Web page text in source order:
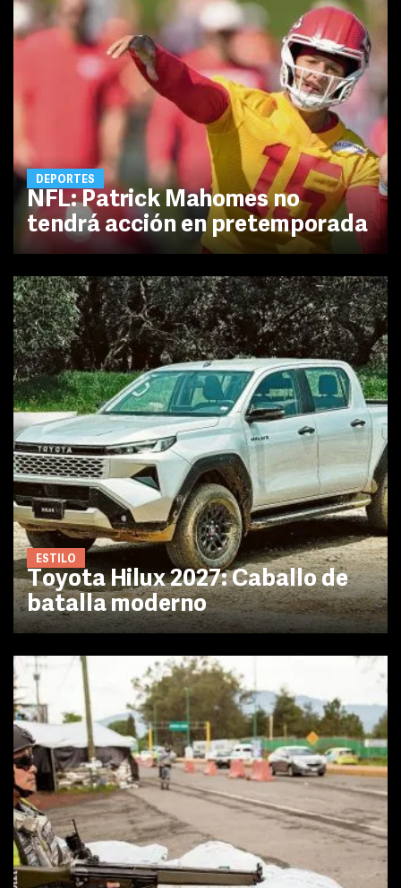
DEPORTES
NFL: Patrick Mahomes no
tendrá acción en pretemporada
ESTILO
Toyota Hilux 2027: Caballo de
batalla moderno